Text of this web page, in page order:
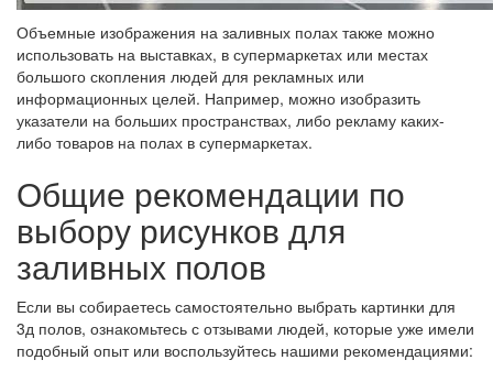
Объемные изображения на заливных полах также можно
использовать на выставках, в супермаркетах или местах
большого скопления людей для рекламных или
информационных целей. Например, можно изобразить
указатели на больших пространствах, либо рекламу каких-
либо товаров на полах в супермаркетах.
Общие рекомендации по
выбору рисунков для
заливных полов
Если вы собираетесь самостоятельно выбрать картинки для
3д полов, ознакомьтесь с отзывами людей, которые уже имели
подобный опыт или воспользуйтесь нашими рекомендациями: